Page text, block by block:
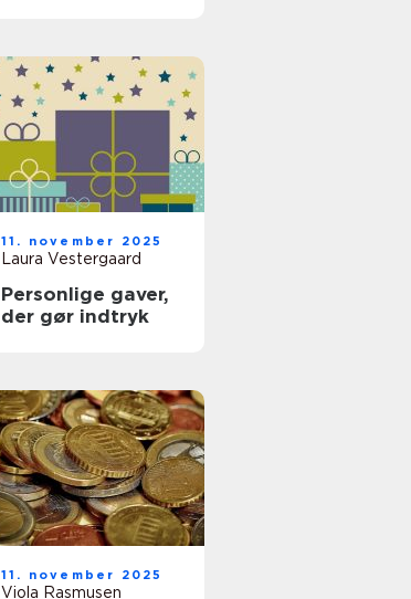
11. november 2025
Laura Vestergaard
Personlige gaver,
der gør indtryk
11. november 2025
Viola Rasmusen